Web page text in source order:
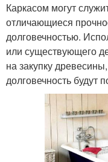
Каркасом могут
отличающиеся
долговечностью.
или существующего
на закупку
долговечность будут